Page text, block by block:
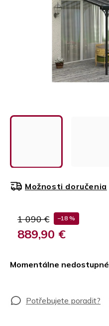
1 090 € –18 %
889,90 €
Momentálne nedostupné
Možnosti doručenia